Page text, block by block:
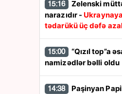
15:16
narazıdır -
tədarükü üç dəfə
15:00
namizədlər bəlli oldu
14:38